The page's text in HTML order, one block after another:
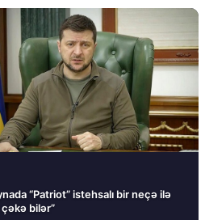
“Patriot” istehsalı bir neçə ilə
bilər”